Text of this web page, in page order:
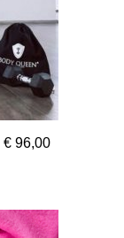
€ 96,00